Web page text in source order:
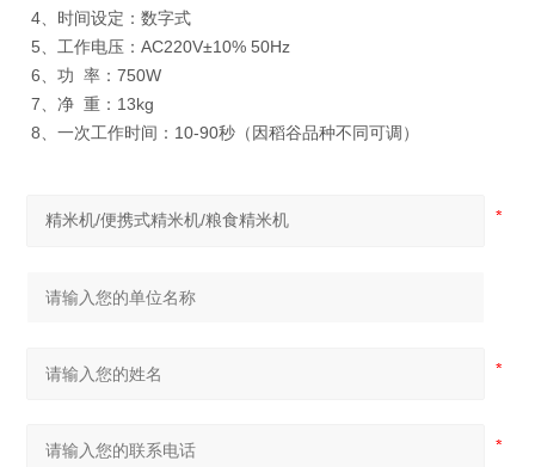
4、时间设定：数字式
5、工作电压：AC220V±10% 50Hz
6、功 率：750W
7、净 重：13kg
8、一次工作时间：10-90秒（因稻谷品种不同可调）